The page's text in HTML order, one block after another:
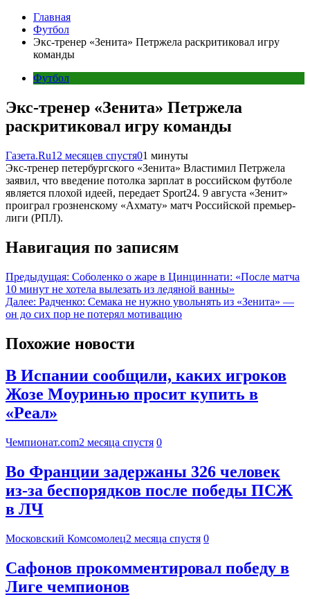
Главная
Футбол
Экс-тренер «Зенита» Петржела раскритиковал игру
команды
Футбол
Экс-тренер «Зенита» Петржела
раскритиковал игру команды
Газета.Ru12 месяцев спустя01 минуты
Экс-тренер петербургского «Зенита» Властимил Петржела
заявил, что введение потолка зарплат в российском футболе
является плохой идеей, передает Sport24. 9 августа «Зенит»
проиграл грозненскому «Ахмату» матч Российской премьер-
лиги (РПЛ).
Навигация по записям
Предыдущая: Соболенко о жаре в Цинциннати: «После матча
10 минут не хотела вылезать из ледяной ванны»
Далее: Радченко: Семака не нужно увольнять из «Зенита» —
он до сих пор не потерял мотивацию
Похожие новости
В Испании сообщили, каких игроков
Жозе Моуринью просит купить в
«Реал»
Чемпионат.com2 месяца спустя 0
Во Франции задержаны 326 человек
из-за беспорядков после победы ПСЖ
в ЛЧ
Московский Комсомолец2 месяца спустя 0
Сафонов прокомментировал победу в
Лиге чемпионов